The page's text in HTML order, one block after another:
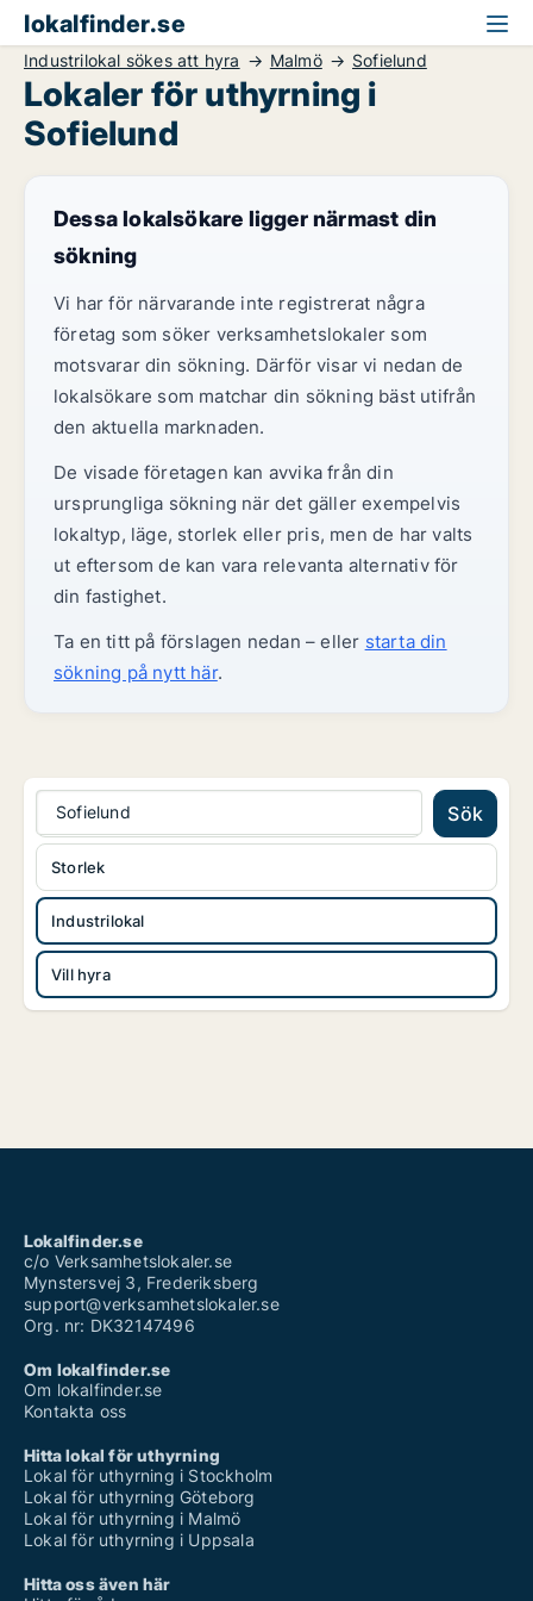
lokalfinder.se
Industrilokal sökes att hyra Malmö Sofielund
Lokaler för uthyrning i
Sofielund
Dessa lokalsökare ligger närmast din
sökning
Vi har för närvarande inte registrerat några
företag som söker verksamhetslokaler som
motsvarar din sökning. Därför visar vi nedan de
lokalsökare som matchar din sökning bäst utifrån
den aktuella marknaden.
De visade företagen kan avvika från din
ursprungliga sökning när det gäller exempelvis
lokaltyp, läge, storlek eller pris, men de har valts
ut eftersom de kan vara relevanta alternativ för
din fastighet.
Ta en titt på förslagen nedan – eller starta din
sökning på nytt här.
Sofielund Sök
Industrilokal
Vill hyra
Storlek
Lokalfinder.se
c/o Verksamhetslokaler.se
Mynstersvej 3, Frederiksberg
support@verksamhetslokaler.se
Org. nr: DK32147496
Om lokalfinder.se
Om lokalfinder.se
Kontakta oss
Hitta lokal för uthyrning
Lokal för uthyrning i Stockholm
Lokal för uthyrning Göteborg
Lokal för uthyrning i Malmö
Lokal för uthyrning i Uppsala
Hitta oss även här